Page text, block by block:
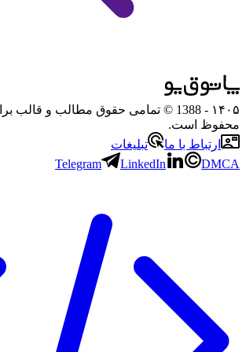
۱۴۰۵
- 1388 © تمامی حقوق مطالب و قالب
محفوظ است.
ارتباط با ما
تبلیغات
Telegram
LinkedIn DMCA